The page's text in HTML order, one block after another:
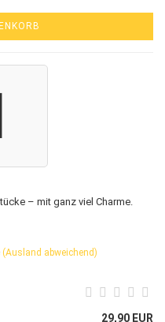
– mit ganz viel Charme.
(Ausland abweichend)
29,90 EUR